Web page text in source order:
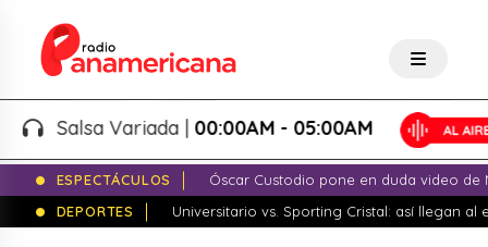
Salsa Variada |00:00AM - 05:00AM
ESPECTÁCULOS
Óscar Custodio pone en duda video de
DEPORTES
Universitario vs. Sporting Cristal: así llegan al